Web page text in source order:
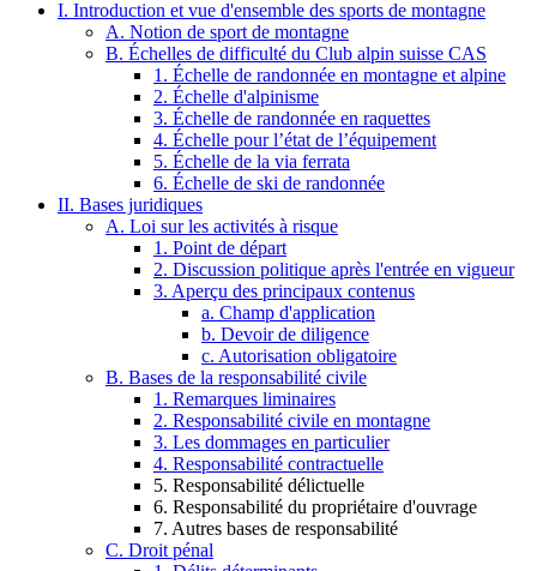
I. Introduction et vue d'ensemble des sports de montagne
A. Notion de sport de montagne
B. Échelles de difficulté du Club alpin suisse CAS
1. Échelle de randonnée en montagne et alpine
2. Échelle d'alpinisme
3. Échelle de randonnée en raquettes
4. Échelle pour l’état de l’équipement
5. Échelle de la via ferrata
6. Échelle de ski de randonnée
II. Bases juridiques
A. Loi sur les activités à risque
1. Point de départ
2. Discussion politique après l'entrée en vigueur
3. Aperçu des principaux contenus
a. Champ d'application
b. Devoir de diligence
c. Autorisation obligatoire
B. Bases de la responsabilité civile
1. Remarques liminaires
2. Responsabilité civile en montagne
3. Les dommages en particulier
4. Responsabilité contractuelle
5. Responsabilité délictuelle
6. Responsabilité du propriétaire d'ouvrage
7. Autres bases de responsabilité
C. Droit pénal